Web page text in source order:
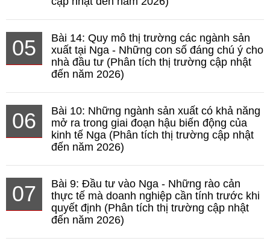
05
Bài 14: Quy mô thị trường các ngành sản
xuất tại Nga - Những con số đáng chú ý cho
nhà đầu tư (Phân tích thị trường cập nhật
đến năm 2026)
06
Bài 10: Những ngành sản xuất có khả năng
mở ra trong giai đoạn hậu biến động của
kinh tế Nga (Phân tích thị trường cập nhật
đến năm 2026)
07
Bài 9: Đầu tư vào Nga - Những rào cản
thực tế mà doanh nghiệp cần tính trước khi
quyết định (Phân tích thị trường cập nhật
đến năm 2026)